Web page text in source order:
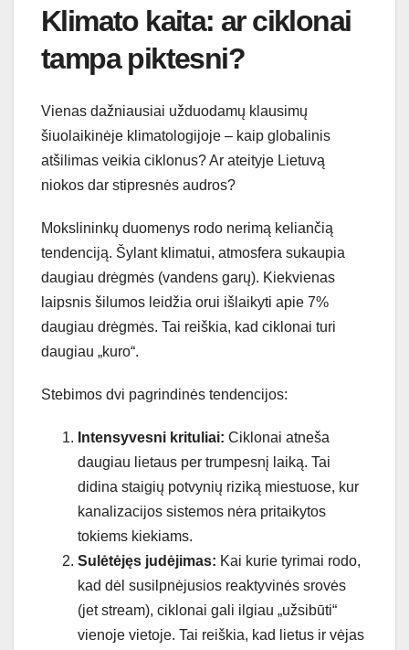
Klimato kaita: ar ciklonai
tampa piktesni?
Vienas dažniausiai užduodamų klausimų
šiuolaikinėje klimatologijoje – kaip globalinis
atšilimas veikia ciklonus? Ar ateityje Lietuvą
niokos dar stipresnės audros?
Mokslininkų duomenys rodo nerimą keliančią
tendenciją. Šylant klimatui, atmosfera sukaupia
daugiau drėgmės (vandens garų). Kiekvienas
laipsnis šilumos leidžia orui išlaikyti apie 7%
daugiau drėgmės. Tai reiškia, kad ciklonai turi
daugiau „kuro“.
Stebimos dvi pagrindinės tendencijos:
Intensyvesni krituliai: Ciklonai atneša
daugiau lietaus per trumpesnį laiką. Tai
didina staigių potvynių riziką miestuose, kur
kanalizacijos sistemos nėra pritaikytos
tokiems kiekiams.
Sulėtėjęs judėjimas: Kai kurie tyrimai rodo,
kad dėl susilpnėjusios reaktyvinės srovės
(jet stream), ciklonai gali ilgiau „užsibūti“
vienoje vietoje. Tai reiškia, kad lietus ir vėjas